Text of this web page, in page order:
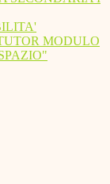
MODULO